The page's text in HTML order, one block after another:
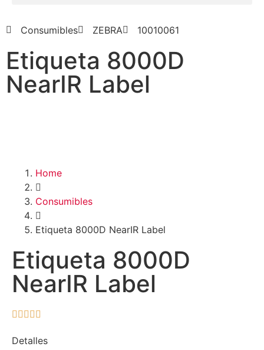
Consumibles ZEBRA 10010061
Etiqueta 8000D
NearIR Label
Home
Consumibles
Etiqueta 8000D NearIR Label
Etiqueta 8000D
NearIR Label
    
Detalles